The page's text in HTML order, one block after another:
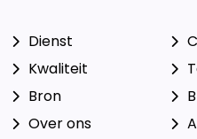
Dienst
Kwaliteit
Bron
Over ons